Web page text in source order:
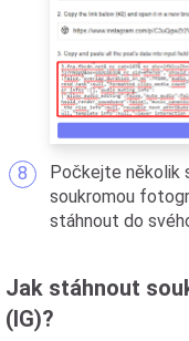
Počkejte několik
soukromou
stáhnout do
Jak stáhnout
(IG)?